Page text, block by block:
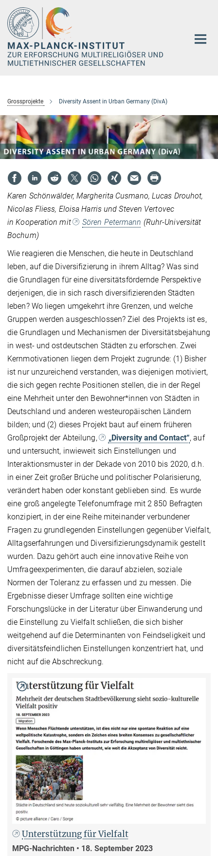
Hauptinhalt
Grossprojekte Diversity Assent in Urban Germany (DivA)
Karen Schönwälder, Margherita Cusmano, Lucas Drouhot,
Nicolas Fliess, Eloisa Harris und Steven Vertovec
in Kooperation mit
Sören Petermann (Ruhr-Universität
Bochum)
Wie reagieren die Menschen, die heute in Deutschland
leben, auf die Diversifizierung in ihrem Alltag? Was sind
die Grundlagen für eine diversitätsfördernde Perspektive
derjenigen, die in sich rasch diversifizierenden Städten
leben? Wo liegen umgekehrt ihre Grenzen, und welche
Gruppen werden ausgeschlossen? Ziel des Projekts ist es,
die Grundlagen und Mechanismen der Diversitätsbejahung
in west- und ostdeutschen Städten zu erforschen. Zwei
Kernmotivationen liegen dem Projekt zugrunde: (1) Bisher
ist nur unzureichend verstanden, was diejenigen motiviert,
die sich gegen rechte Positionen stellen, die in der Regel
eine Mehrheit unter den Bewohner*innen von Städten in
Deutschland und anderen westeuropäischen Ländern
bilden; und (2) dieses Projekt baut auf einem früheren
Großprojekt der Abteilung,
„Diversity and Contact“, auf
und untersucht, inwieweit sich Einstellungen und
Interaktionsmuster in der Dekade von 2010 bis 2020, d.h.
in einer Zeit großer Brüche und politischer Polarisierung,
verändert haben oder konstant geblieben sind. Es wurde
eine groß angelegte Telefonumfrage mit 2 850 Befragten
konzipiert, in der eine Reihe miteinander verbundener
Fragen zu grundlegenden Einstellungen gegenüber Vielfalt,
Alltagserfahrungen und Diversifizierungsdynamik gestellt
wurden. Dazu gehört auch eine innovative Reihe von
Umfrageexperimenten, die darauf abzielen, soziale
Normen der Toleranz zu erfassen und zu messen. Die
Ergebnisse dieser Umfrage sollten eine wichtige
Forschungslücke in der Literatur über Einwanderung und
die Einstellung zu Vielfalt schließen, die sich bisher
weitgehend auf die Determinanten von Feindseligkeit und
diversitätsfeindlichen Einstellungen konzentriert hat, und
nicht auf die Abschreckung.
Unterstützung für Vielfalt
MPG-Nachrichten • 18. September 2023